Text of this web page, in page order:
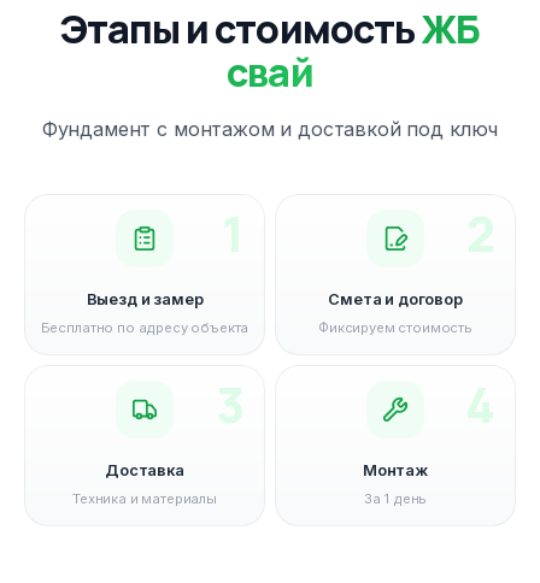
Этапы и стоимостьЖБ
свай
Фундамент с монтажом и доставкой под ключ
1
Выезд и замер
Бесплатно по адресу объекта
2
Смета и договор
Фиксируем стоимость
3
Доставка
Техника и материалы
4
Монтаж
За 1 день